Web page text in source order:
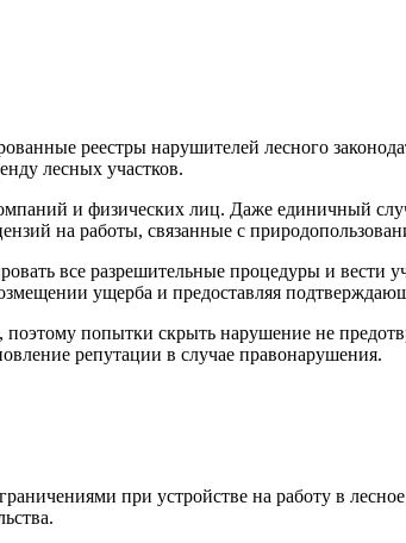
реестры нарушителей лесного
лесных участков.
и физических лиц. Даже единичный
на работы, связанные с
все разрешительные процедуры и вести
ущерба и предоставляя
попытки скрыть нарушение не
репутации в случае правонарушения.
при устройстве на работу в